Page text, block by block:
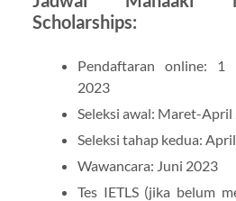
Scholarships:
Pendaftaran online: 1
2023
Seleksi awal: Maret-April
Seleksi tahap kedua:
Wawancara: Juni 2023
Tes IETLS (jika belum